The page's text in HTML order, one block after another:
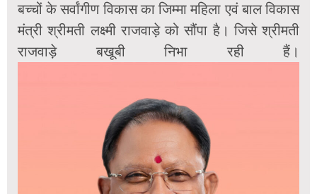
बच्चों के सर्वांगीण विकास का जिम्मा महिला एवं बाल विकास
मंत्री श्रीमती लक्ष्मी राजवाड़े को सौंपा है। जिसे श्रीमती
राजवाड़े बखूबी निभा रही हैं।